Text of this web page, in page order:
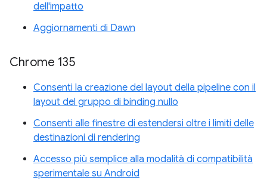
dell'impatto
Aggiornamenti di Dawn
Chrome 135
Consenti la creazione del layout della pipeline con il
layout del gruppo di binding nullo
Consenti alle finestre di estendersi oltre i limiti delle
destinazioni di rendering
Accesso più semplice alla modalità di compatibilità
sperimentale su Android